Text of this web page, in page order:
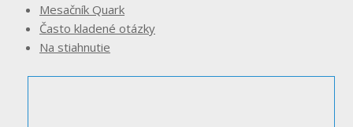
Mesačník Quark
Často kladené otázky
Na stiahnutie